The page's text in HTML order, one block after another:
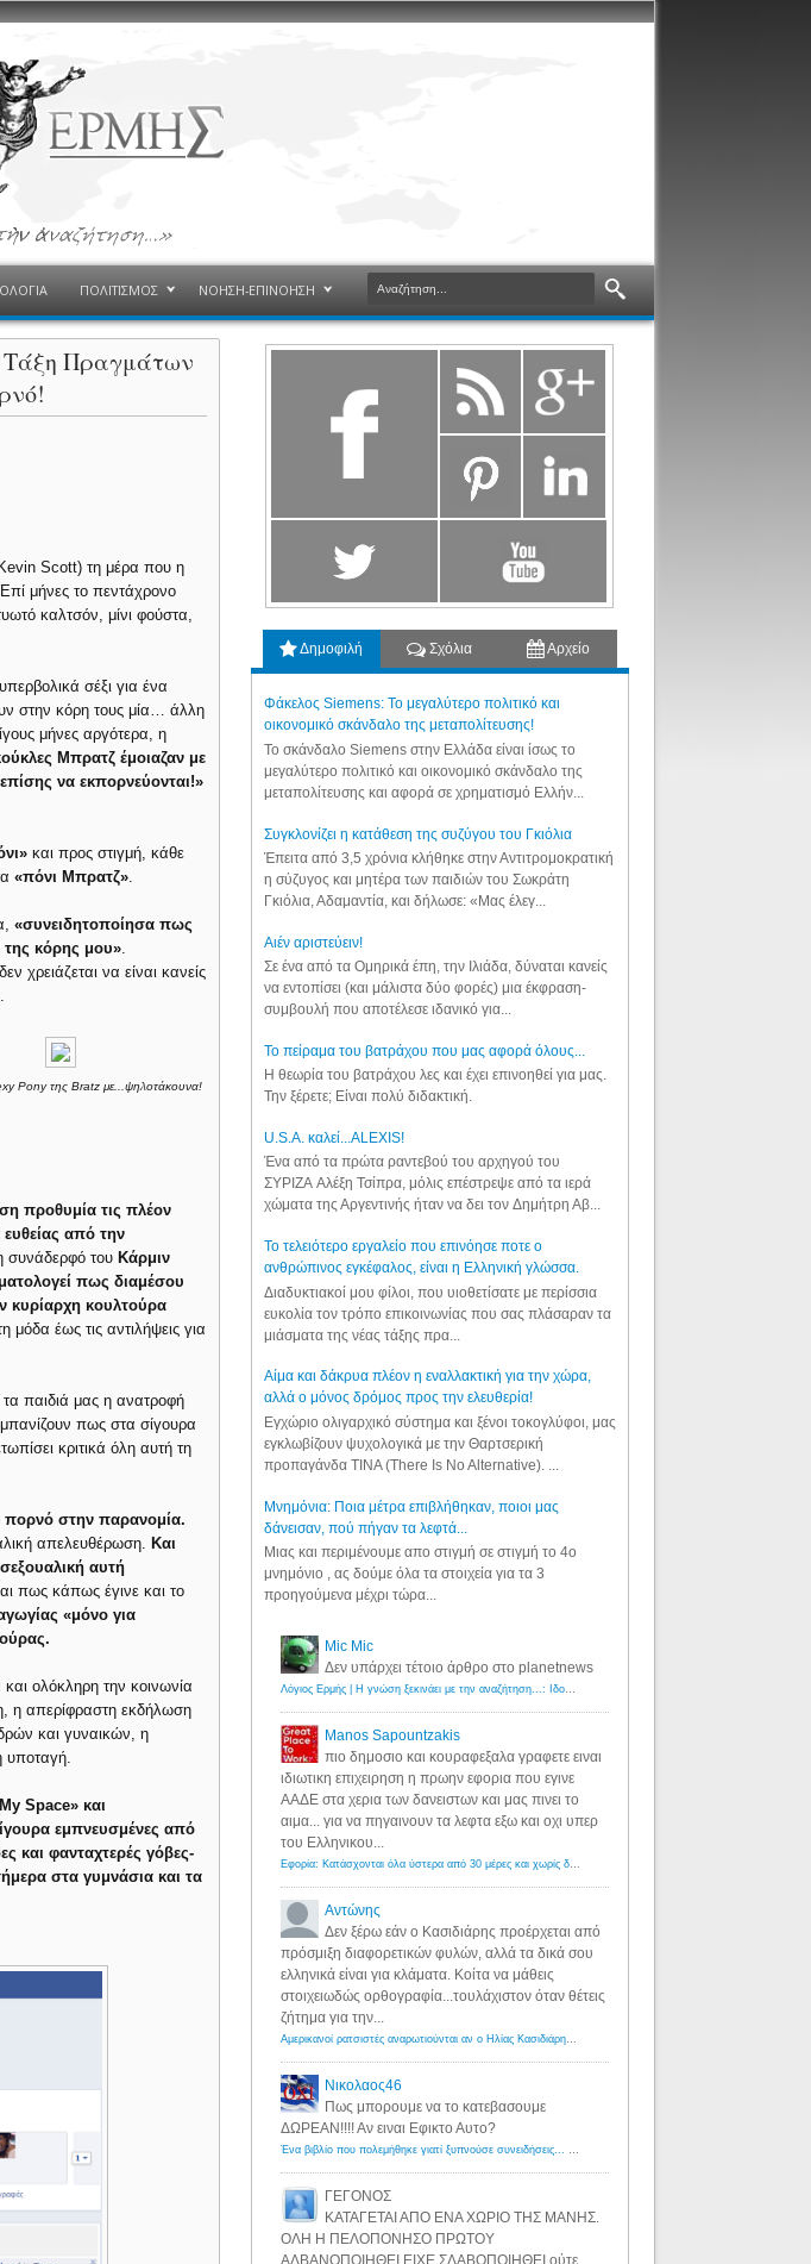
ΠΟΛΙΤΙΣΜΟΣ ΝΟΗΣΗ-ΕΠΙΝΟΗΣΗ
Τάξη Πραγμάτων
Scott) τη μέρα που η
μήνες το πεντάχρονο
καλτσόν, μίνι φούστα,
σέξι για ένα
στην κόρη τους μία… άλλη
μήνες αργότερα, η
Μπρατζ έμοιαζαν με
να εκπορνεύονται!»
και προς στιγμή, κάθε
«πόνι Μπρατζ».
«συνειδητοποίησα πως
κόρης μου».
χρειάζεται να είναι κανείς
Pony της Bratz με...ψηλοτάκουνα!
προθυμία τις πλέον
από την
συνάδερφό του Κάρμιν
πως διαμέσου
κυρίαρχη κουλτούρα
μόδα έως τις αντιλήψεις για
παιδιά μας η ανατροφή
πως στα σίγουρα
κριτικά όλη αυτή τη
πορνό στην παρανομία.
απελευθέρωση. Και
αυτή
πως κάπως έγινε και το
«μόνο για
ολόκληρη την κοινωνία
η απερίφραστη εκδήλωση
και γυναικών, η
υποταγή.
Space» και
εμπνευσμένες από
και φανταχτερές γόβες-
στα γυμνάσια και τα
Δημοφιλή Σχόλια Αρχείο
Φάκελος Siemens: Το μεγαλύτερο πολιτικό και
οικονομικό σκάνδαλο της μεταπολίτευσης!
Το σκάνδαλο Siemens στην Ελλάδα είναι ίσως το
μεγαλύτερο πολιτικό και οικονομικό σκάνδαλο της
μεταπολίτευσης και αφορά σε χρηματισμό Ελλήν...
Συγκλονίζει η κατάθεση της συζύγου του Γκιόλια
Έπειτα από 3,5 χρόνια κλήθηκε στην Αντιτρομοκρατική
η σύζυγος και μητέρα των παιδιών του Σωκράτη
Γκιόλια, Αδαμαντία, και δήλωσε: «Μας έλεγ...
Aιέν αριστεύειν!
Σε ένα από τα Ομηρικά έπη, την Ιλιάδα, δύναται κανείς
να εντοπίσει (και μάλιστα δύο φορές) μια έκφραση-
συμβουλή που αποτέλεσε ιδανικό για...
Το πείραμα του βατράχου που μας αφορά όλους...
Η θεωρία του βατράχου λες και έχει επινοηθεί για μας.
Την ξέρετε; Είναι πολύ διδακτική.
U.S.A. καλεί...ALEXIS!
Ένα από τα πρώτα ραντεβού του αρχηγού του
ΣΥΡΙΖΑ Αλέξη Τσίπρα, μόλις επέστρεψε από τα ιερά
χώματα της Αργεντινής ήταν να δει τον Δημήτρη Αβ...
Το τελειότερο εργαλείο που επινόησε ποτε ο
ανθρώπινος εγκέφαλος, είναι η Ελληνική γλώσσα.
Διαδυκτιακοί μου φίλοι, που υιοθετίσατε με περίσσια
ευκολία τον τρόπο επικοινωνίας που σας πλάσαραν τα
μιάσματα της νέας τάξης πρα...
Αίμα και δάκρυα πλέον η εναλλακτική για την χώρα,
αλλά ο μόνος δρόμος προς την ελευθερία!
Εγχώριο ολιγαρχικό σύστημα και ξένοι τοκογλύφοι, μας
εγκλωβίζουν ψυχολογικά με την Θαρτσερική
προπαγάνδα TINA (There Is No Alternative). ...
Μνημόνια: Ποια μέτρα επιβλήθηκαν, ποιοι μας
δάνεισαν, πού πήγαν τα λεφτά...
Μιας και περιμένουμε απο στιγμή σε στιγμή το 4ο
μνημόνιο , ας δούμε όλα τα στοιχεία για τα 3
προηγούμενα μέχρι τώρα...
Mic Mic
Δεν υπάρχει τέτοιο άρθρο στο planetnews
Λόγιος Ερμής | Η γνώση ξεκινάει με την αναζήτηση...: Ιδού οι 18 που χρωστούν 11 δις ευρώ!
Manos Sapountzakis
πιο δημοσιο και κουραφεξαλα γραφετε ειναι
ιδιωτικη επιχειρηση η πρωην εφορια που εγινε
ΑΑΔΕ στα χερια των δανειστων και μας πινει το
αιμα... για να πηγαινουν τα λεφτα εξω και οχι υπερ
του Ελληνικου...
Εφορία: Κατάσχονται όλα ύστερα από 30 μέρες και χωρίς δικαστικές αποφάσεις - Λόγιος Ερμής
Αντώνης
Δεν ξέρω εάν ο Κασιδιάρης προέρχεται από
πρόσμιξη διαφορετικών φυλών, αλλά τα δικά σου
ελληνικά είναι για κλάματα. Κοίτα να μάθεις
στοιχειωδώς ορθογραφία...τουλάχιστον όταν θέτεις
ζήτημα για την...
Αμερικανοί ρατσιστές αναρωτιούνται αν ο Ηλίας Κασιδιάρης ανήκει στη λευκή φυλή... - Λόγιος Ερμής
Νικολαος46
Πως μπορουμε να το κατεβασουμε
ΔΩΡΕΑΝ!!!! Αν ειναι Εφικτο Αυτο?
Ένα βιβλίο που πολεμήθηκε γιατί ξυπνούσε συνειδήσεις... - Λόγιος Ερμής | Η γνώση ξεκινάει με την αναζήτηση...
ΓΕΓΟΝΟΣ
ΚΑΤΑΓΕΤΑΙ ΑΠΟ ΕΝΑ ΧΩΡΙΟ ΤΗΣ ΜΑΝΗΣ.
ΟΛΗ Η ΠΕΛΟΠΟΝΗΣΟ ΠΡΩΤΟΥ